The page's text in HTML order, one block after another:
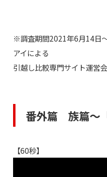
※調査期間2021年6月14日
アイによる
引越し比較専門サイト運営
番外篇 族篇〜
【60秒】